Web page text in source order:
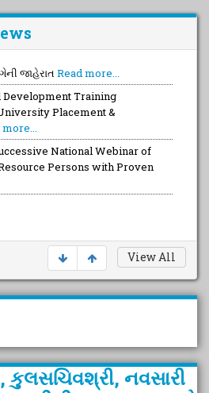
જાહેરાત Read more...
Training
Placement &
more...
National Webinar of
Persons with Proven
View All
પહેલનું
૨૦૨૦-૨૦૨૫)
કુલસચિવશ્રી, નવસારી